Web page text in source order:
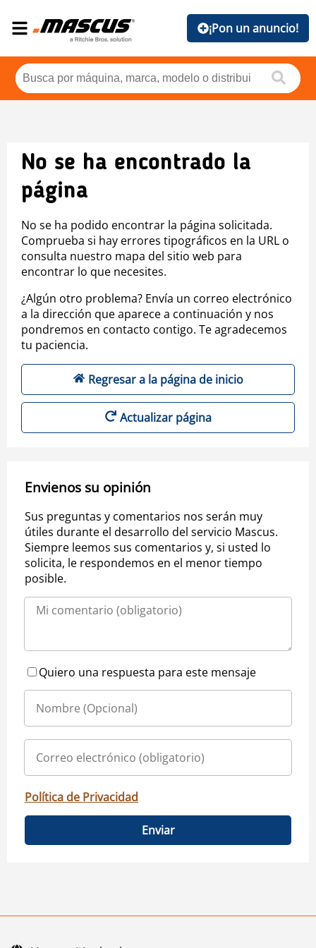
¡Pon un anuncio!
No se ha encontrado la
página
No se ha podido encontrar la página solicitada.
Comprueba si hay errores tipográficos en la URL o
consulta nuestro mapa del sitio web para
encontrar lo que necesites.
¿Algún otro problema? Envía un correo electrónico
a la dirección que aparece a continuación y nos
pondremos en contacto contigo. Te agradecemos
tu paciencia.
Regresar a la página de inicio
Actualizar página
Envienos su opinión
Sus preguntas y comentarios nos serán muy
útiles durante el desarrollo del servicio Mascus.
Siempre leemos sus comentarios y, si usted lo
solicita, le respondemos en el menor tiempo
posible.
Quiero una respuesta para este mensaje
Política de Privacidad
Enviar